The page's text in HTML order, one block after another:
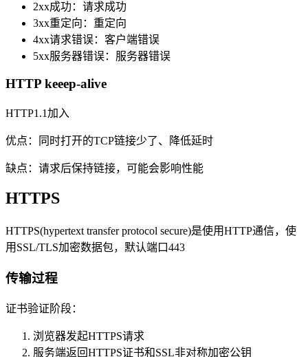
2xx成功：请求成功
3xx重定向：重定向
4xx请求错误：客户端错误
5xx服务器错误：服务器错误
HTTP keeep-alive
HTTP1.1加入
优点：同时打开的TCP链接少了、降低延时
缺点：请求后保持链接，可能会影响性能
HTTPS
HTTPS(hypertext transfer protocol secure)是使用HTTP通信，使
用SSL/TLS加密数据包，默认端口443
传输过程
证书验证阶段：
浏览器发起HTTPS请求
服务端返回HTTPS证书和SSL非对称加密公钥